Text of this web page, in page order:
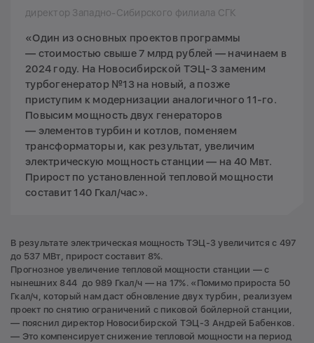
директор Западно-Сибирского филиала СГК
«Один из основных проектов программы
— стоимостью свыше 7 млрд рублей — начинаем в
2024 году. На Новосибирской ТЭЦ-3 заменим
турбогенератор №13 на новый, а позже
приступим к модернизации аналогичного 11-го.
Повысим мощность двух генераторов
— элементов турбин и котлов, поменяем
трансформаторы и, как результат, увеличим
электрическую мощность станции — на 40 Мвт.
Прирост по установленной тепловой мощности
составит 140 Гкал/час».
В результате электрическая мощность ТЭЦ-3 увеличится с 497
до 537 МВт, прирост составит 8%.
Прогнозное увеличение тепловой мощности станции — с
нынешних 844 до 989 Гкал/ч — на 17%. «Помимо прироста 50
Гкал/ч, который нам даст обновление двух турбин, реализуем
проект по снятию ограничений с пиковой бойлерной станции,
— пояснил директор Новосибирской ТЭЦ-3 Андрей Бабенков.
— Это компенсирует снижение тепловой мощности на период